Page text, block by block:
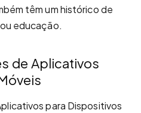
têm um histórico de
educação.
de Aplicativos
para Dispositivos